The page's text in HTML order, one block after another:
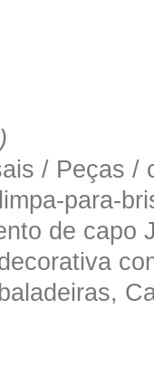
/ Peças
para-
de